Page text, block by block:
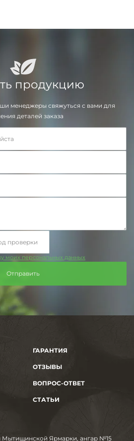
продукцию
менеджеры свяжуться с вами для
деталей заказа
моих персональных данных
ГАРАНТИЯ
ОТЗЫВЫ
ВОПРОС-ОТВЕТ
СТАТЬИ
Мытищинской Ярмарки, ангар №15